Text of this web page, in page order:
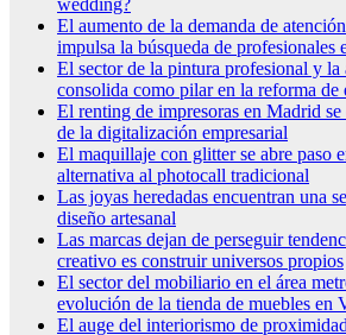
wedding?
El aumento de la demanda de
impulsa la búsqueda de profesionales
El sector de la pintura profesional y la
consolida como pilar en la reforma de
El renting de impresoras en Madrid
de la digitalización empresarial
El maquillaje con glitter se abre paso
alternativa al photocall tradicional
Las joyas heredadas encuentran una
diseño artesanal
Las marcas dejan de perseguir
creativo es construir universos propios
El sector del mobiliario en el área
evolución de la tienda de muebles en
El auge del interiorismo de